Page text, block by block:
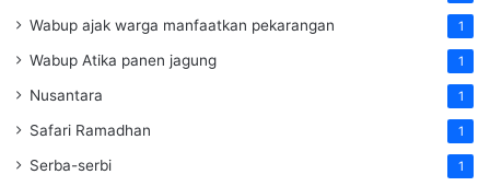
Wabup ajak warga manfaatkan pekarangan 1
Wabup Atika panen jagung 1
Nusantara 1
Safari Ramadhan 1
Serba-serbi 1